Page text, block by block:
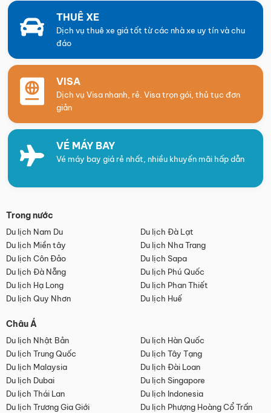
THUÊ XE
Dịch vụ thuê xe giá tốt từ các nhà xe uy tín và chu
đáo
VISA
Dịch vụ Visa nhanh, rẻ. Visa trọn gói, thủ tục đơn
giản
VÉ MÁY BAY
Vé máy bay giá rẻ nhất, nhiều khuyến mãi hấp dẫn
Trong nước
Du lịch Nam Du
Du lịch Đà Lạt
Du lịch Miền tây
Du lịch Nha Trang
Du lịch Côn Đảo
Du lịch Sapa
Du lịch Đà Nẵng
Du lịch Phú Quốc
Du lịch Hạ Long
Du lịch Phan Thiết
Du lịch Quy Nhơn
Du lịch Huế
Châu Á
Du lịch Nhật Bản
Du lịch Hàn Quốc
Du lịch Trung Quốc
Du lịch Tây Tạng
Du lịch Malaysia
Du lịch Đài Loan
Du lịch Dubai
Du lịch Singapore
Du lịch Thái Lan
Du lịch Indonesia
Du lịch Trương Gia Giới
Du lịch Phượng Hoàng Cổ Trấn